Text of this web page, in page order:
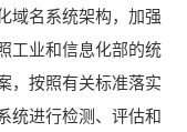
域名系统架构，加强
工业和信息化部的统
，按照有关标准落实
统进行检测、评估和